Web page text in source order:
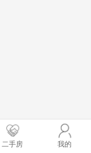
二手房 我的